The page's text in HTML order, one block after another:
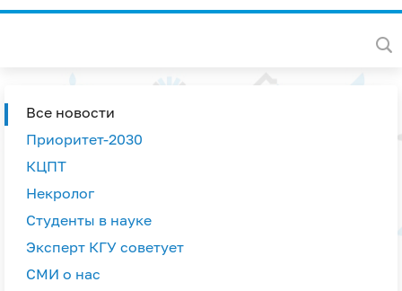
Все новости
Приоритет-2030
КЦПТ
Некролог
Студенты в науке
Эксперт КГУ советует
СМИ о нас